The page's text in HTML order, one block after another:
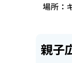
場所：
親子